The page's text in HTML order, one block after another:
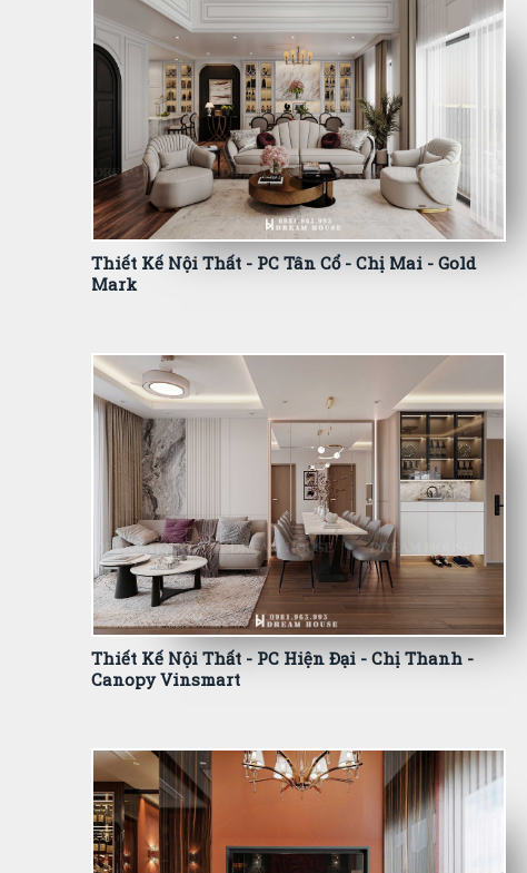
Thiết Kế Nội Thất - PC Tân Cổ - Chị Mai - Gold
Mark
Thiết Kế Nội Thất - PC Hiện Đại - Chị Thanh -
Canopy Vinsmart